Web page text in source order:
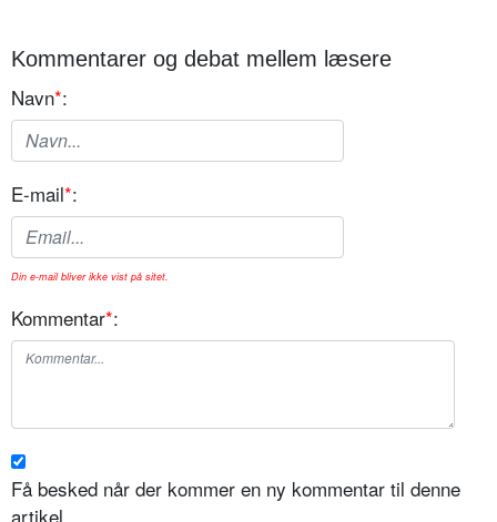
Kommentarer og debat mellem læsere
Navn*:
E-mail*:
Din e-mail bliver ikke vist på sitet.
Kommentar*:
Få besked når der kommer en ny kommentar til denne
artikel